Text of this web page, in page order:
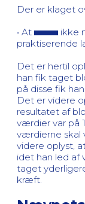
Der er klaget
• At
ikke
praktiserende
Det er hertil
han fik taget
på disse fik
Det er videre
resultatet af
værdier var på
værdierne skal
videre oplyst,
idet han led af
taget
kræft.